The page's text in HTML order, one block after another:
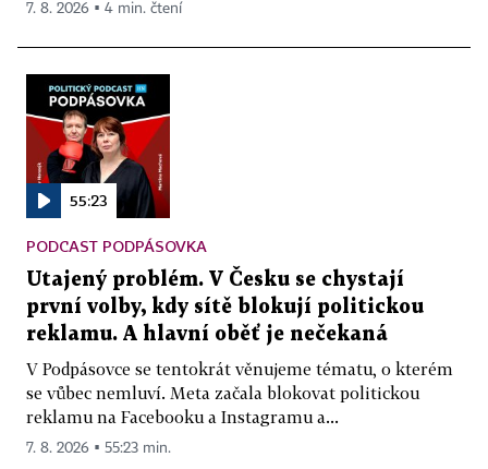
7. 8. 2026 ▪ 4 min. čtení
55:23
PODCAST PODPÁSOVKA
Utajený problém. V Česku se chystají
první volby, kdy sítě blokují politickou
reklamu. A hlavní oběť je nečekaná
V Podpásovce se tentokrát věnujeme tématu, o kterém
se vůbec nemluví. Meta začala blokovat politickou
reklamu na Facebooku a Instagramu a...
7. 8. 2026 ▪ 55:23 min.